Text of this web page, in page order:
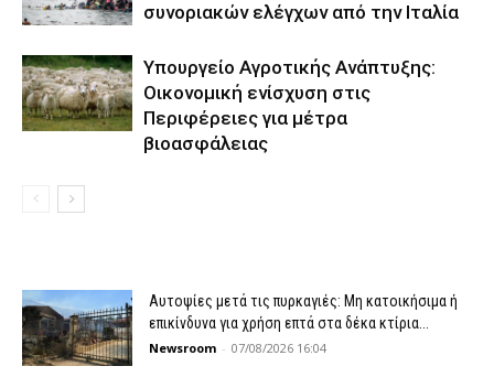
συνοριακών ελέγχων από την Ιταλία
Υπουργείο Αγροτικής Ανάπτυξης:
Οικονομική ενίσχυση στις
Περιφέρειες για μέτρα
βιοασφάλειας
Αυτοψίες μετά τις πυρκαγιές: Μη κατοικήσιμα ή
επικίνδυνα για χρήση επτά στα δέκα κτίρια...
Newsroom - 07/08/2026 16:04